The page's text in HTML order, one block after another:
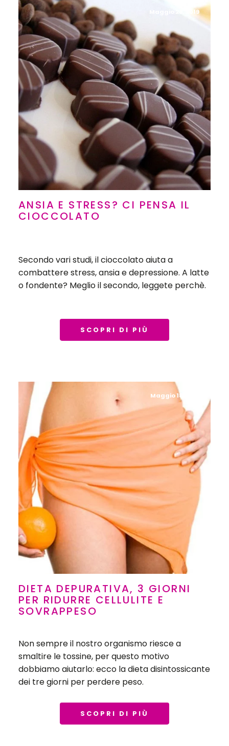
Maggio 28, 2019
ANSIA E STRESS? CI PENSA IL
CIOCCOLATO
Secondo vari studi, il cioccolato aiuta a
combattere stress, ansia e depressione. A latte
o fondente? Meglio il secondo, leggete perchè.
SCOPRI DI PIÙ
Maggio 18, 2019
DIETA DEPURATIVA, 3 GIORNI
PER RIDURRE CELLULITE E
SOVRAPPESO
Non sempre il nostro organismo riesce a
smaltire le tossine, per questo motivo
dobbiamo aiutarlo: ecco la dieta disintossicante
dei tre giorni per perdere peso.
SCOPRI DI PIÙ